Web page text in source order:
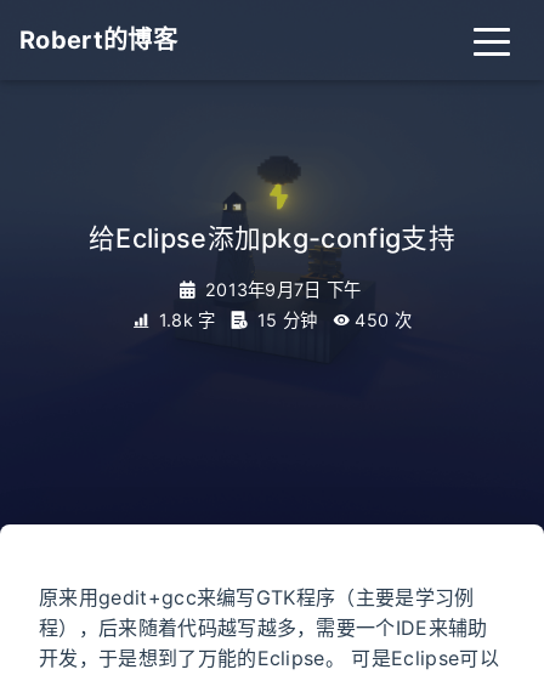
Robert的博客
给Eclipse添加pkg-config支持
2013年9月7日 下午
1.8k 字
15 分钟 450 次
原来用gedit+gcc来编写GTK程序（主要是学习例
程），后来随着代码越写越多，需要一个IDE来辅助
开发，于是想到了万能的Eclipse。 可是Eclipse可以